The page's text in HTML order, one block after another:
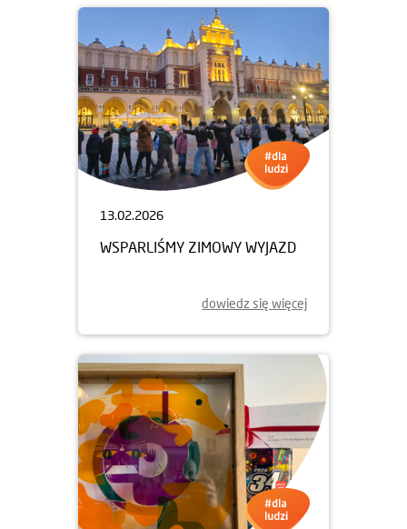
13.02.2026
WSPARLIŚMY ZIMOWY WYJAZD
dowiedz się więcej